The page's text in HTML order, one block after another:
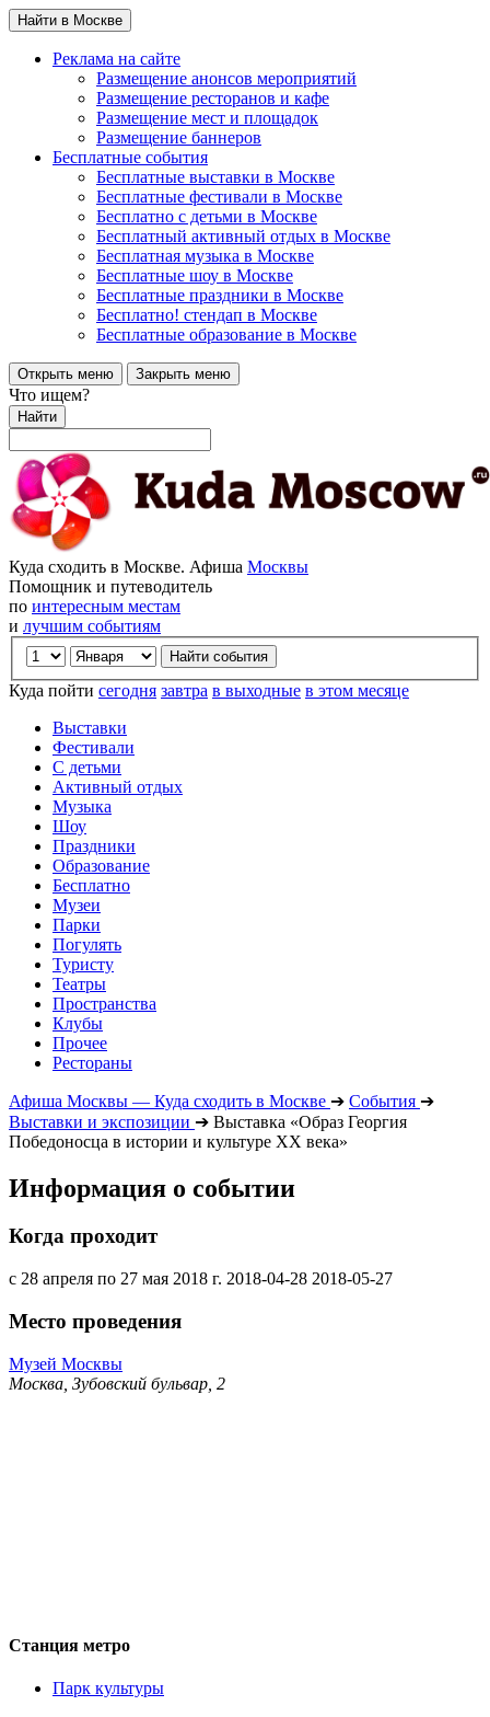
Найти в Москве
Реклама на сайте
Размещение анонсов мероприятий
Размещение ресторанов и кафе
Размещение мест и площадок
Размещение баннеров
Бесплатные события
Бесплатные выставки в Москве
Бесплатные фестивали в Москве
Бесплатно с детьми в Москве
Бесплатный активный отдых в Москве
Бесплатная музыка в Москве
Бесплатные шоу в Москве
Бесплатные праздники в Москве
Бесплатно! стендап в Москве
Бесплатные образование в Москве
Открыть меню Закрыть меню
Что ищем?
Найти
Куда сходить в Москве. Афиша Москвы
Помощник и путеводитель
по интересным местам
и лучшим событиям
Куда пойти сегодня завтра в выходные в этом месяце
Выставки
Фестивали
С детьми
Активный отдых
Музыка
Шоу
Праздники
Образование
Бесплатно
Музеи
Парки
Погулять
Туристу
Театры
Пространства
Клубы
Прочее
Рестораны
Афиша Москвы — Куда сходить в Москве ➔ События ➔
Выставки и экспозиции ➔ Выставка «Образ Георгия
Победоносца в истории и культуре ХХ века»
Информация о событии
Когда проходит
с 28 апреля по 27 мая 2018 г. 2018-04-28 2018-05-27
Место проведения
Музей Москвы
Москва, Зубовский бульвар, 2
Станция метро
Парк культуры